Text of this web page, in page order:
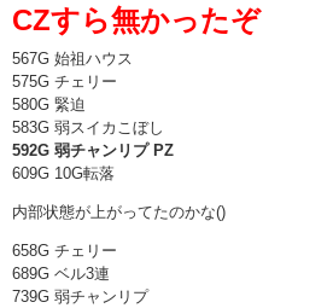
CZすら無かったぞ
567G 始祖ハウス
575G チェリー
580G 緊迫
583G 弱スイカこぼし
592G 弱チャンリプ PZ
609G 10G転落
内部状態が上がってたのかな()
658G チェリー
689G ベル3連
739G 弱チャンリプ